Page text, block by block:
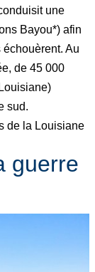
une
Bayou*) afin
Au
de 45 000
sud.
de la Louisiane
guerre